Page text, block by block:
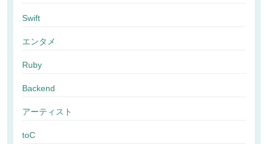
Swift
エンタメ
Ruby
Backend
アーティスト
toC